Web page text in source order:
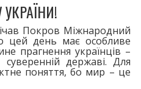
Покров Міжнародний
цей день має особливе
прагнення українців –
державі. Для
поняття, бо мир – це